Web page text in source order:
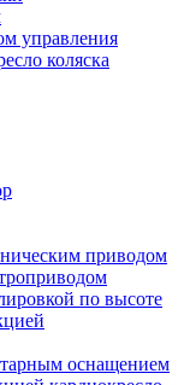
управления
коляска
приводом
по высоте
оснащением